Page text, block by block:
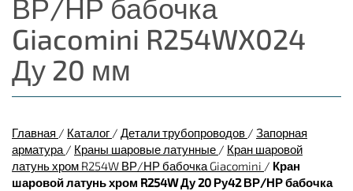
ВР/НР бабочка
Giacomini R254WX024
Ду 20 мм
Главная / Каталог / Детали трубопроводов / Запорная
арматура / Краны шаровые латунные / Кран шаровой
латунь хром R254W ВР/НР бабочка Giacomini / Кран
шаровой латунь хром R254W Ду 20 Ру42 ВР/НР бабочка